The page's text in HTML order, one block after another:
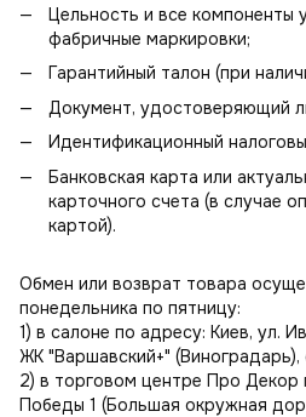
Цельность и все компоненты
фабричные маркировки;
Гарантийный талон (при
Документ, удостоверяющий
Идентификационный
Банковская карта или
карточного счета (в случае
картой).
Обмен или возврат товара
понедельника по пятницу:
1) в салоне по адресу: Киев, ул.
ЖК "Варшавский+"
2) в торговом центре Про Декор
Победы 1 (Большая окружная